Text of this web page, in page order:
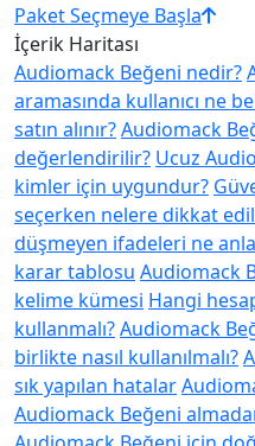
Paket Seçmeye Başla
İçerik Haritası
Audiomack Beğeni nedir?
aramasında kullanıcı ne
satın alınır?Audiomack
değerlendirilir? Ucuz
kimler için uygundur?
seçerken nelere dikkat
düşmeyen ifadeleri ne
karar tablosu Audiomack
kelime kümesi Hangi
kullanmalı?Audiomack
birlikte nasıl kullanılmalı?
sık yapılan hatalar
Audiomack Beğeni